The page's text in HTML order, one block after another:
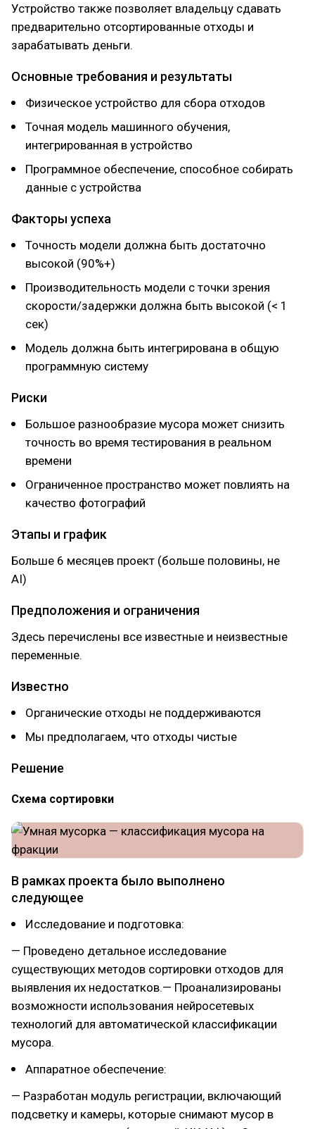
Устройство также позволяет владельцу сдавать
предварительно отсортированные отходы и
зарабатывать деньги.
Основные требования и результаты
Физическое устройство для сбора отходов
Точная модель машинного обучения,
интегрированная в устройство
Программное обеспечение, способное собирать
данные с устройства
Факторы успеха
Точность модели должна быть достаточно
высокой (90%+)
Производительность модели с точки зрения
скорости/задержки должна быть высокой (< 1
сек)
Модель должна быть интегрирована в общую
программную систему
Риски
Большое разнообразие мусора может снизить
точность во время тестирования в реальном
времени
Ограниченное пространство может повлиять на
качество фотографий
Этапы и график
Больше 6 месяцев проект (больше половины, не
AI)
Предположения и ограничения
Здесь перечислены все известные и неизвестные
переменные.
Известно
Органические отходы не поддерживаются
Мы предполагаем, что отходы чистые
Решение
Схема сортировки
В рамках проекта было выполнено
следующее
Исследование и подготовка:
— Проведено детальное исследование
существующих методов сортировки отходов для
выявления их недостатков.— Проанализированы
возможности использования нейросетевых
технологий для автоматической классификации
мусора.
Аппаратное обеспечение:
— Разработан модуль регистрации, включающий
подсветку и камеры, которые снимают мусор в